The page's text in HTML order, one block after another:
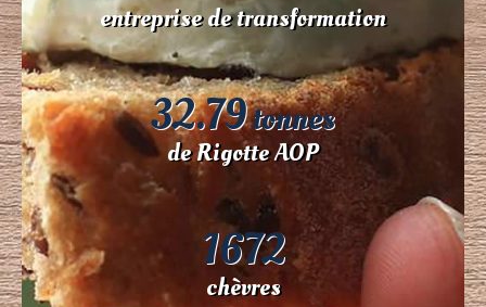
entreprise de transformation
32.79tonnes
de Rigotte AOP
1672
chèvres